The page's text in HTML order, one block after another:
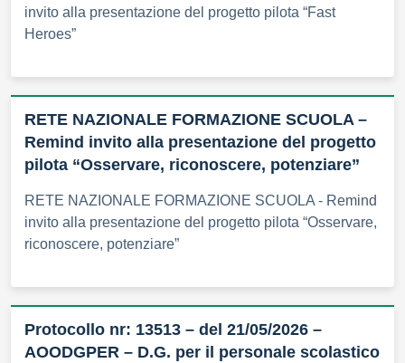
invito alla presentazione del progetto pilota “Fast
Heroes”
RETE NAZIONALE FORMAZIONE SCUOLA –
Remind invito alla presentazione del progetto
pilota “Osservare, riconoscere, potenziare”
RETE NAZIONALE FORMAZIONE SCUOLA - Remind
invito alla presentazione del progetto pilota “Osservare,
riconoscere, potenziare”
Protocollo nr: 13513 – del 21/05/2026 –
AOODGPER – D.G. per il personale scolastico